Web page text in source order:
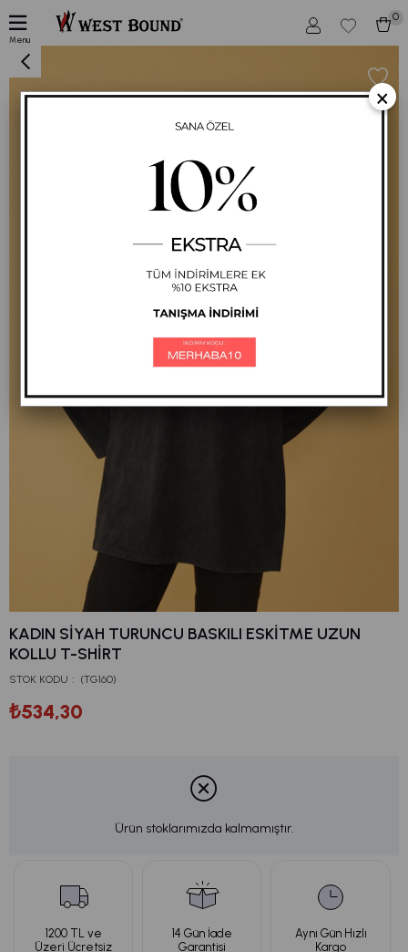
Menu
0
KADIN SIYAH TURUNCU BASKILI ESKITME UZUN
KOLLU T-SHIRT
STOK KODU (TG160)
₺534,30
Ürün stoklarımızda kalmamıştır.
1200 TL ve
Üzeri Ücretsiz
14 Gün İade
Garantisi
Aynı Gün Hızlı
Kargo
×